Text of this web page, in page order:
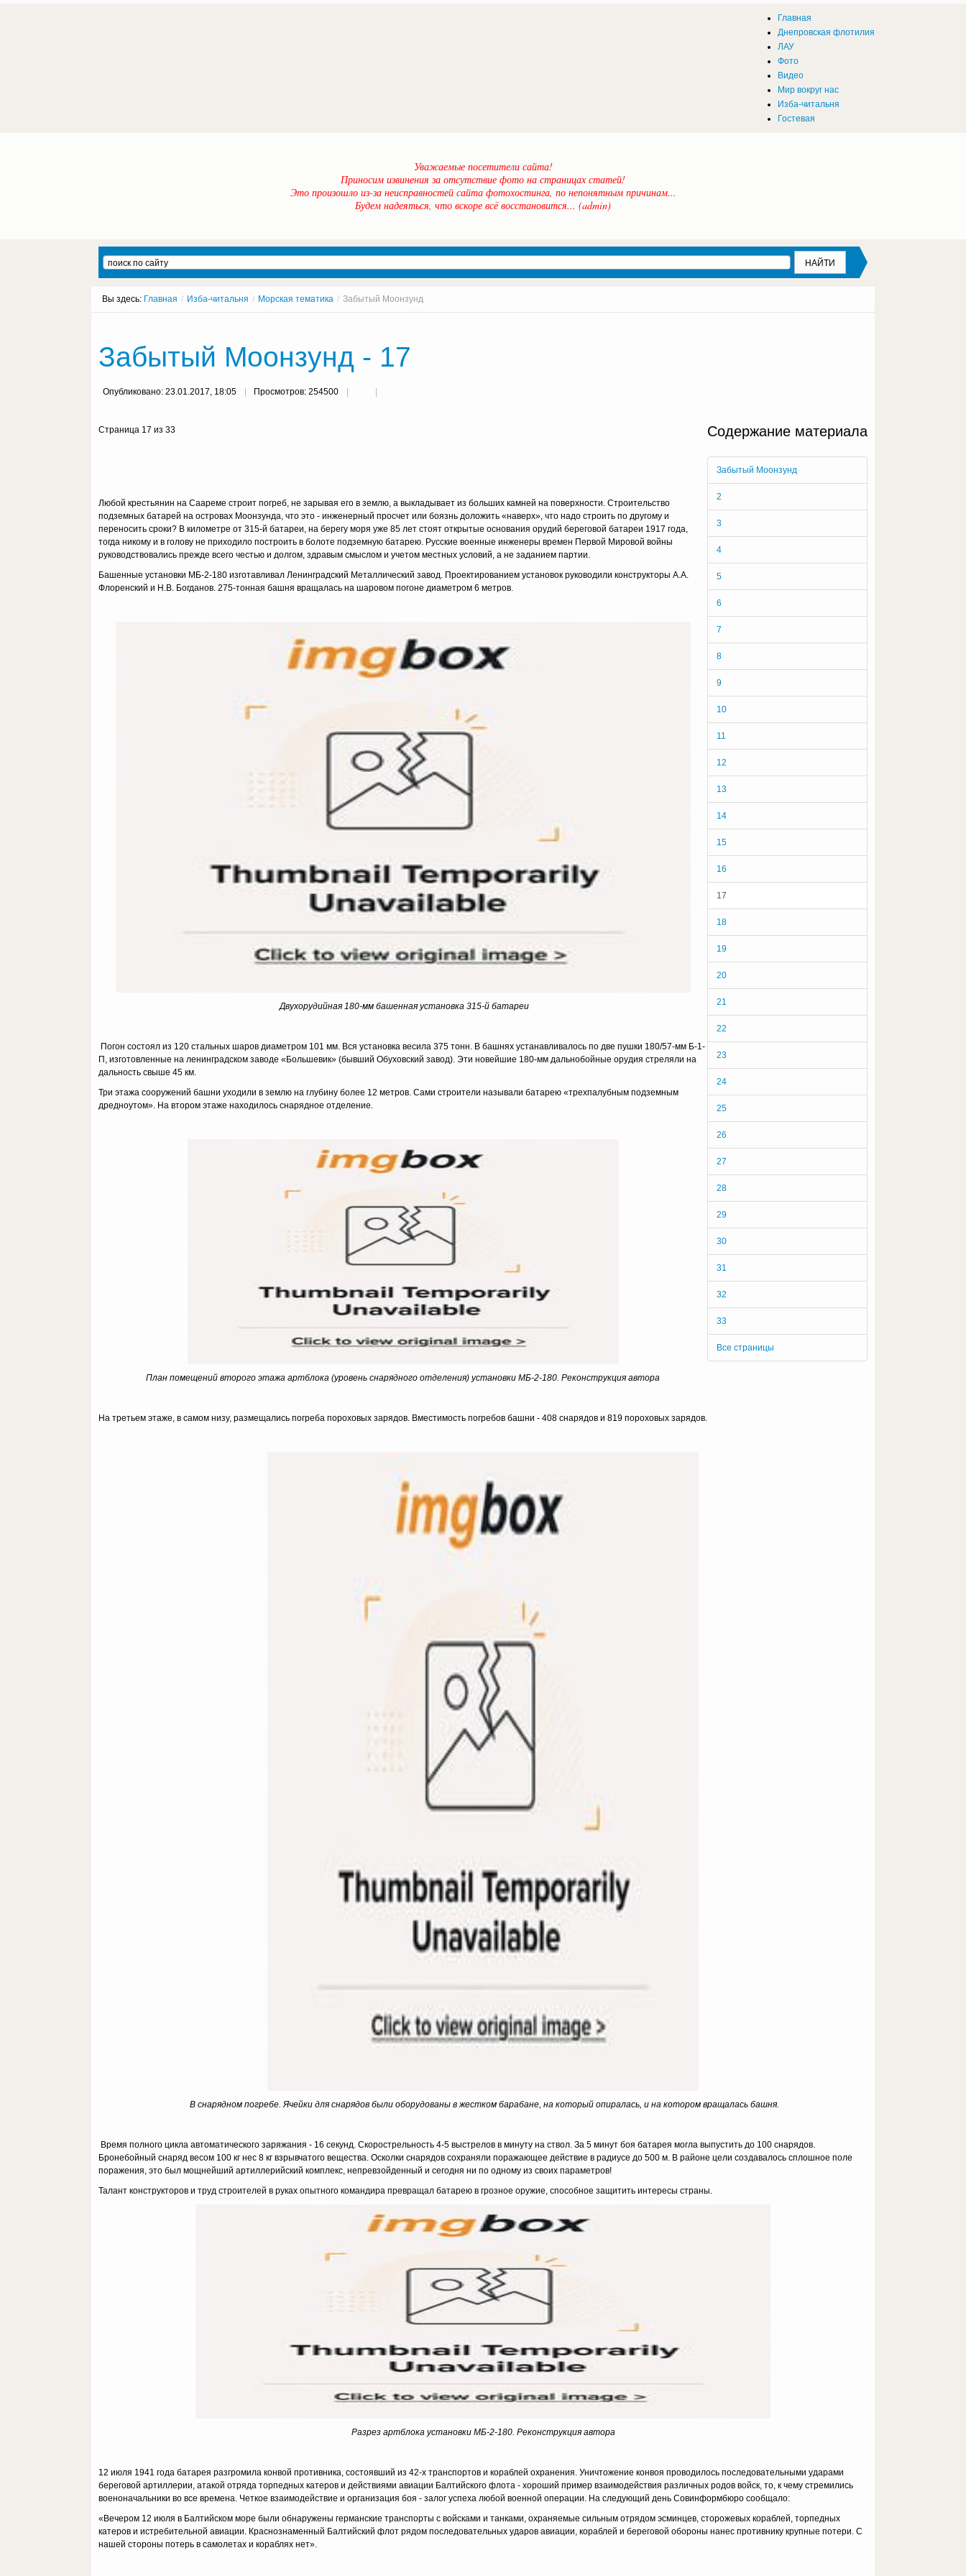
Главная
Днепровская флотилия
ЛАУ
Фото
Видео
Мир вокруг нас
Изба-читальня
Гостевая
Уважаемые посетители сайта!
Приносим извинения за отсутствие фото на страницах статей!
Это произошло из-за неисправностей сайта фотохостинга, по непонятным причинам...
Будем надеяться, что вскоре всё восстановится... (admin)
Вы здесь: Главная / Изба-читальня / Морская тематика / Забытый Моонзунд
Забытый Моонзунд - 17
Опубликовано: 23.01.2017, 18:05 Просмотров: 254500
Содержание материала
Забытый Моонзунд
2
3
4
5
6
7
8
9
10
11
12
13
14
15
16
17
18
19
20
21
22
23
24
25
26
27
28
29
30
31
32
33
Все страницы
Страница 17 из 33
Любой крестьянин на Саареме строит погреб, не зарывая его в землю, а выкладывает из больших камней на поверхности. Строительство
подземных батарей на островах Моонзунда, что это - инженерный просчет или боязнь до­ложить «наверх», что надо строить по другому и
переносить сроки? В километ­ре от 315-й батареи, на берегу моря уже 85 лет стоят открытые основания ору­дий береговой батареи 1917 года,
тогда никому и в голову не приходило пост­роить в болоте подземную батарею. Русские военные инженеры времен Первой Мировой войны
руководствовались прежде всего честью и дол­гом, здравым смыслом и учетом местных условий, а не заданием партии.
Башенные установки МБ-2-180 изготавливал Ленинградский Металличес­кий завод. Проектированием установок руководили конструкторы А.А.
Флоре­нский и Н.В. Богданов. 275-тонная башня вращалась на шаровом погоне диа­метром 6 метров.
Двухорудийная 180-мм башенная установка 315-й батареи
Погон состоял из 120 стальных шаров диаметром 101 мм. Вся установка весила 375 тонн. В башнях устанавливалось по две пушки 180/57-мм Б-1-
П, изготовленные на ленинградском заводе «Большевик» (бывший Обуховский завод). Эти новейшие 180-мм дальнобойные орудия стреляли на
дальность свыше 45 км.
Три этажа сооружений башни уходили в землю на глубину более 12 метров. Сами строители называли батарею «трехпалубным подземным
дредноутом». На втором этаже находилось снарядное отделение.
План помещений второго этажа артблока (уровень снарядного отделения) установки МБ-2-180. Реконструкция автора
На третьем этаже, в самом низу, размещались погреба пороховых зарядов. Вместимость погребов башни - 408 снарядов и 819 пороховых зарядов.
В снарядном погребе. Ячейки для снарядов были оборудованы в жестком барабане, на который опиралась, и на котором вращалась башня.
Время полного цикла автоматичес­кого заряжания - 16 секунд. Скорострельность 4-5 выстрелов в минуту на ствол. За 5 минут боя батарея могла выпустить до 100 снарядов.
Бронебойный снаряд весом 100 кг нес 8 кг взрывчатого вещества. Осколки снарядов сохра­няли поражающее действие в радиусе до 500 м. В районе цели создавалось сплошное поле
поражения, это был мощнейший артиллерийский комплекс, непревзойденный и сегодня ни по одному из своих параметров!
Талант конструкторов и труд строителей в руках опытного командира прев­ращал батарею в грозное оружие, способное защитить интересы страны.
Разрез артблока установки МБ-2-180. Реконструкция автора
12 июля 1941 года батарея разгромила конвой противника, состоявший из 42-х транспортов и кораблей охранения. Уничтожение конвоя проводилось последовательными ударами
береговой артиллерии, атакой отряда торпед­ных катеров и действиями авиации Балтийского флота - хороший пример вза­имодействия различных родов войск, то, к чему стремились
военоначальники во все времена. Четкое взаимодействие и организация боя - залог успе­ха любой военной операции. На следующий день Совинформбюро сообщало:
«Вечером 12 июля в Балтийском море были обнаружены германские транспорты с войсками и танками, охраняемые сильным отрядом эсминцев, сторожевых кораблей, торпедных
катеров и истребительной авиации. Крас­нознаменный Балтийский флот рядом последовательных ударов авиации, ко­раблей и береговой обороны нанес противнику крупные потери. С
нашей стороны потерь в самолетах и кораблях нет».